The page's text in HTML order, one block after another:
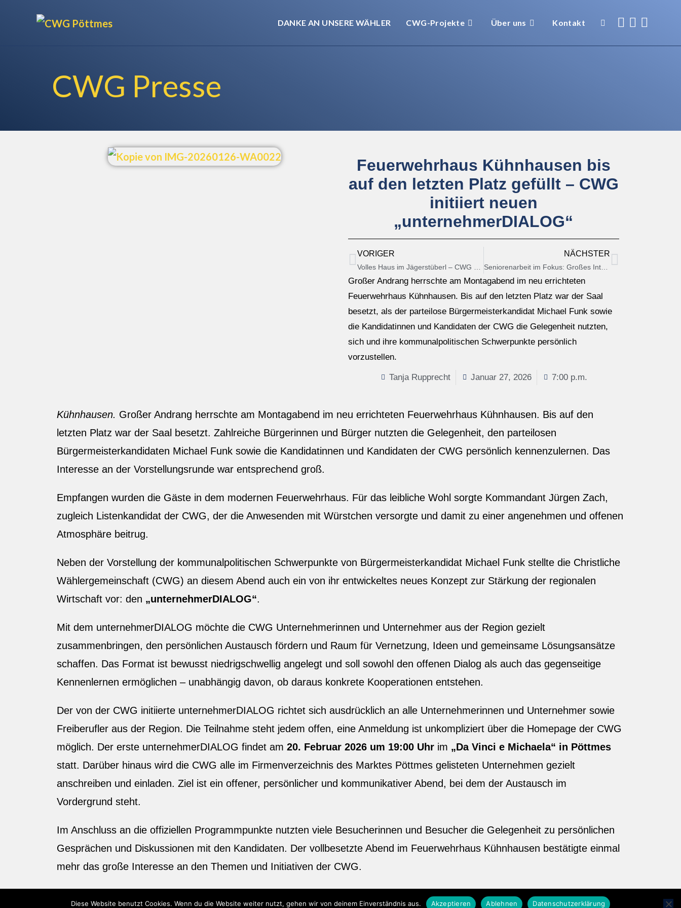
DANKE AN UNSERE WÄHLER CWG-Projekte Über uns Kontakt
CWG Presse
Feuerwehrhaus Kühnhausen bis
auf den letzten Platz gefüllt – CWG
initiiert neuen
„unternehmerDIALOG“
VORIGER NÄCHSTER
Seniorenarbeit im Fokus: Großes Interesse an Bürgermeisterkandidat Michael Funk und der CWG Pöttmes-Liste
Großer Andrang herrschte am Montagabend im neu errichteten
Feuerwehrhaus Kühnhausen. Bis auf den letzten Platz war der Saal
besetzt, als der parteilose Bürgermeisterkandidat Michael Funk sowie
die Kandidatinnen und Kandidaten der CWG die Gelegenheit nutzten,
sich und ihre kommunalpolitischen Schwerpunkte persönlich
vorzustellen.
Tanja Rupprecht Januar 27, 2026 7:00 p.m.
Kühnhausen. Großer Andrang herrschte am Montagabend im neu errichteten Feuerwehrhaus Kühnhausen. Bis auf den
letzten Platz war der Saal besetzt. Zahlreiche Bürgerinnen und Bürger nutzten die Gelegenheit, den parteilosen
Bürgermeisterkandidaten Michael Funk sowie die Kandidatinnen und Kandidaten der CWG persönlich kennenzulernen. Das
Interesse an der Vorstellungsrunde war entsprechend groß.
Empfangen wurden die Gäste in dem modernen Feuerwehrhaus. Für das leibliche Wohl sorgte Kommandant Jürgen Zach,
zugleich Listenkandidat der CWG, der die Anwesenden mit Würstchen versorgte und damit zu einer angenehmen und offenen
Atmosphäre beitrug.
Neben der Vorstellung der kommunalpolitischen Schwerpunkte von Bürgermeisterkandidat Michael Funk stellte die Christliche
Wählergemeinschaft (CWG) an diesem Abend auch ein von ihr entwickeltes neues Konzept zur Stärkung der regionalen
Wirtschaft vor: den „unternehmerDIALOG“.
Mit dem unternehmerDIALOG möchte die CWG Unternehmerinnen und Unternehmer aus der Region gezielt
zusammenbringen, den persönlichen Austausch fördern und Raum für Vernetzung, Ideen und gemeinsame Lösungsansätze
schaffen. Das Format ist bewusst niedrigschwellig angelegt und soll sowohl den offenen Dialog als auch das gegenseitige
Kennenlernen ermöglichen – unabhängig davon, ob daraus konkrete Kooperationen entstehen.
Der von der CWG initiierte unternehmerDIALOG richtet sich ausdrücklich an alle Unternehmerinnen und Unternehmer sowie
Freiberufler aus der Region. Die Teilnahme steht jedem offen, eine Anmeldung ist unkompliziert über die Homepage der CWG
möglich. Der erste unternehmerDIALOG findet am 20. Februar 2026 um 19:00 Uhr im „Da Vinci e Michaela“ in Pöttmes
statt. Darüber hinaus wird die CWG alle im Firmenverzeichnis des Marktes Pöttmes gelisteten Unternehmen gezielt
anschreiben und einladen. Ziel ist ein offener, persönlicher und kommunikativer Abend, bei dem der Austausch im
Vordergrund steht.
Im Anschluss an die offiziellen Programmpunkte nutzten viele Besucherinnen und Besucher die Gelegenheit zu persönlichen
Gesprächen und Diskussionen mit den Kandidaten. Der vollbesetzte Abend im Feuerwehrhaus Kühnhausen bestätigte einmal
mehr das große Interesse an den Themen und Initiativen der CWG.
Diese Website benutzt Cookies. Wenn du die Website weiter nutzt, gehen wir von deinem Einverständnis aus. Akzeptieren Ablehnen Datenschutzerklärung